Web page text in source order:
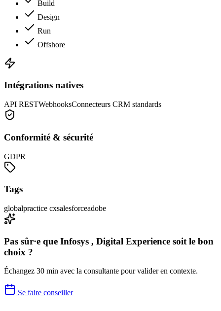
Build
Design
Run
Offshore
Intégrations natives
API RESTWebhooksConnecteurs CRM standards
Conformité & sécurité
GDPR
Tags
globalpractice cxsalesforceadobe
Pas sûr·e que Infosys , Digital Experience soit le bon
choix ?
Échangez 30 min avec la consultante pour valider en contexte.
Se faire conseiller